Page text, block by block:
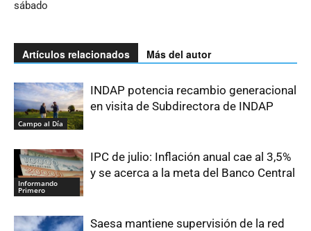
sábado
Artículos relacionados Más del autor
Campo al Día
INDAP potencia recambio generacional
en visita de Subdirectora de INDAP
Informando
Primero
IPC de julio: Inflación anual cae al 3,5%
y se acerca a la meta del Banco Central
Saesa mantiene supervisión de la red